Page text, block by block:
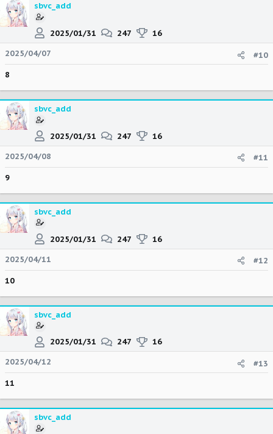
sbvc_add
2025/01/31 247
16
2025/04/07
#10
8
sbvc_add
2025/01/31 247
16
2025/04/08
#11
9
sbvc_add
2025/01/31 247
16
2025/04/11
#12
10
sbvc_add
2025/01/31 247
16
2025/04/12
#13
11
sbvc_add